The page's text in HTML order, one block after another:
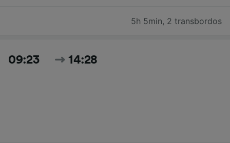
5h 5min, 2 transbordos
09:23 14:28